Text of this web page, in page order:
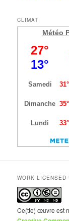
CLIMAT
Météo
WORK LICENSED
Ce(tte) œuvre est